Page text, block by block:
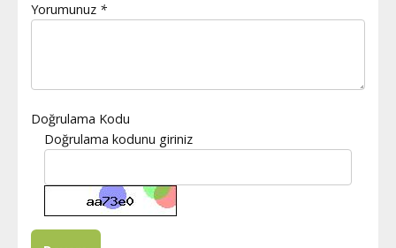
Yorumunuz *
Doğrulama Kodu
Doğrulama kodunu giriniz